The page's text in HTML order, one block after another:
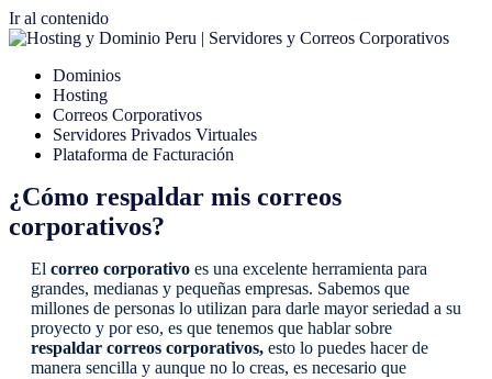
Ir al contenido
Dominios
Hosting
Correos Corporativos
Servidores Privados Virtuales
Plataforma de Facturación
¿Cómo respaldar mis correos
corporativos?
El correo corporativo es una excelente herramienta para
grandes, medianas y pequeñas empresas. Sabemos que
millones de personas lo utilizan para darle mayor seriedad a su
proyecto y por eso, es que tenemos que hablar sobre
respaldar correos corporativos, esto lo puedes hacer de
manera sencilla y aunque no lo creas, es necesario que